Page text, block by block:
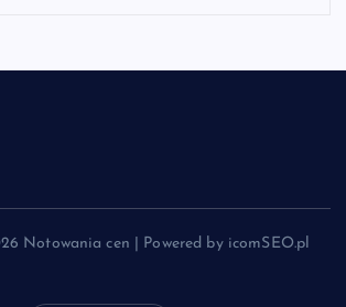
Notowania cen | Powered by icomSEO.pl